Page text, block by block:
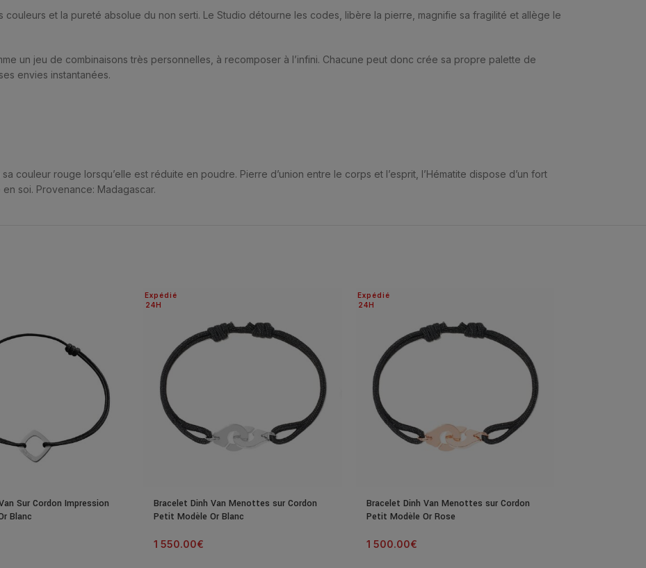
couleurs et la pureté absolue du non serti. Le Studio détourne les codes, libère la pierre, magnifie sa fragilité et allège le
un jeu de combinaisons très personnelles, à recomposer à l’infini. Chacune peut donc crée sa propre palette de
envies instantanées.
couleur rouge lorsqu’elle est réduite en poudre. Pierre d’union entre le corps et l’esprit, l’Hématite dispose d’un fort
soi. Provenance: Madagascar.
Sur Cordon Impression
Blanc
24H
Expédié
Bracelet Dinh Van Menottes sur Cordon
Petit Modèle Or Blanc
1 550.00€
24H
Expédié
Bracelet Dinh Van Menottes sur Cordon
Petit Modèle Or Rose
1 500.00€